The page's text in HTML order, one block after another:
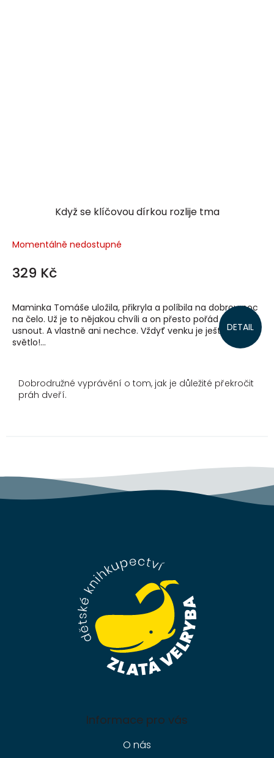
Když se klíčovou dírkou rozlije tma
Momentálně nedostupné
329 Kč
DETAIL
Maminka Tomáše uložila, přikryla a políbila na dobrou noc
na čelo. Už je to nějakou chvíli a on přesto pořád nemůže
usnout. A vlastně ani nechce. Vždyť venku je ještě
světlo!...
Dobrodružné vyprávění o tom, jak je důležité překročit
práh dveří.
Informace pro vás
O nás